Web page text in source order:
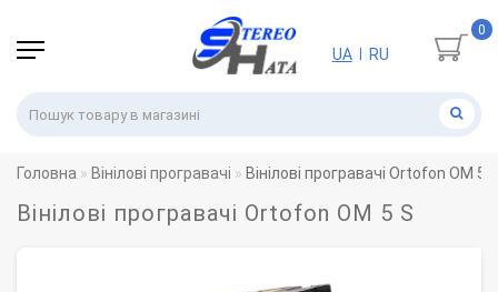
0
UA RU
Головна Вінілові програвачі Вінілові програвачі Ortofon OM 5 S
Вінілові програвачі Ortofon OM 5 S